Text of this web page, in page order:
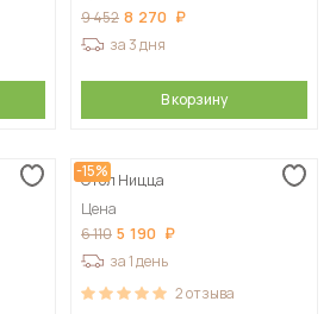
9 452 8 270
за 3 дня
В корзину
-15%
Стол Ницца
Цена
6 110 5 190
за 1 день
2отзыва